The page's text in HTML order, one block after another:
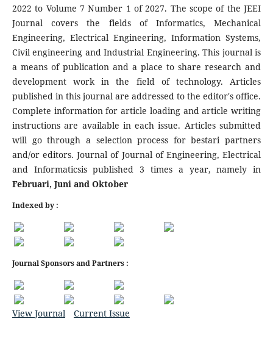
2022 to Volume 7 Number 1 of 2027. The scope of the JEEI
Journal covers the fields of Informatics, Mechanical
Engineering, Electrical Engineering, Information Systems,
Civil engineering and Industrial Engineering. This journal is
a means of publication and a place to share research and
development work in the field of technology. Articles
published in this journal are addressed to the editor's office.
Complete information for article loading and article writing
instructions are available in each issue. Articles submitted
will go through a selection process for bestari partners
and/or editors. Journal of Journal of Engineering, Electrical
and Informaticsis published 3 times a year, namely in
Februari, Juni and Oktober
Indexed by :
Journal Sponsors and Partners :
View Journal Current Issue